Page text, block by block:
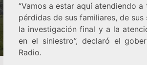
“Vamos a estar aquí atendiendo
pérdidas de sus familiares, de
la investigación final y a la
en el siniestro”, declaró el
Radio.